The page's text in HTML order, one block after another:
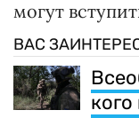
могут
ВАС
кого